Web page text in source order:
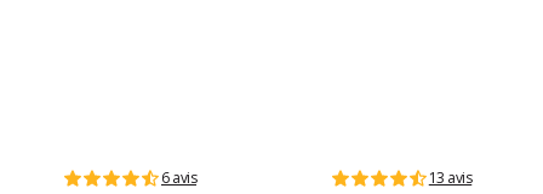
6 avis 13 avis